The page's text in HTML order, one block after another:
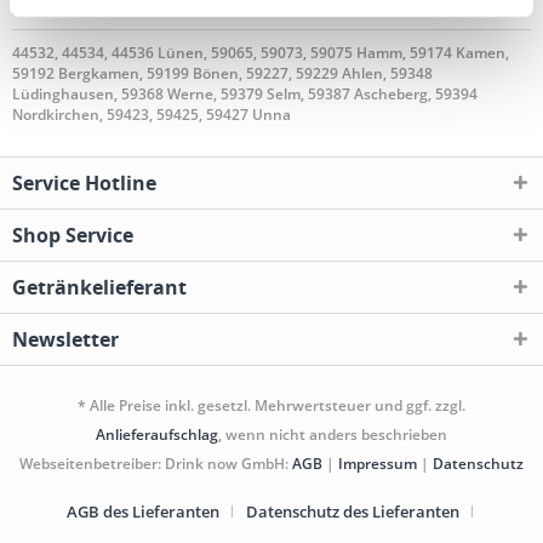
44532, 44534, 44536 Lünen, 59065, 59073, 59075 Hamm, 59174 Kamen,
59192 Bergkamen, 59199 Bönen, 59227, 59229 Ahlen, 59348
Lüdinghausen, 59368 Werne, 59379 Selm, 59387 Ascheberg, 59394
Nordkirchen, 59423, 59425, 59427 Unna
Service Hotline
Shop Service
Getränkelieferant
Newsletter
* Alle Preise inkl. gesetzl. Mehrwertsteuer und ggf. zzgl.
Anlieferaufschlag, wenn nicht anders beschrieben
Webseitenbetreiber: Drink now GmbH:AGB | Impressum | Datenschutz
AGB des Lieferanten
Datenschutz des Lieferanten